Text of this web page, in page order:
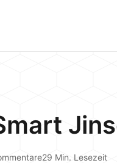
29 Min. Lesezeit